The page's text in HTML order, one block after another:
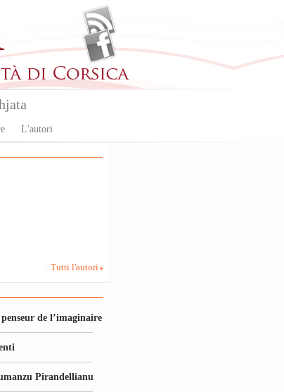
L'autori
Tutti l'autori
de l’imaginaire
Pirandellianu